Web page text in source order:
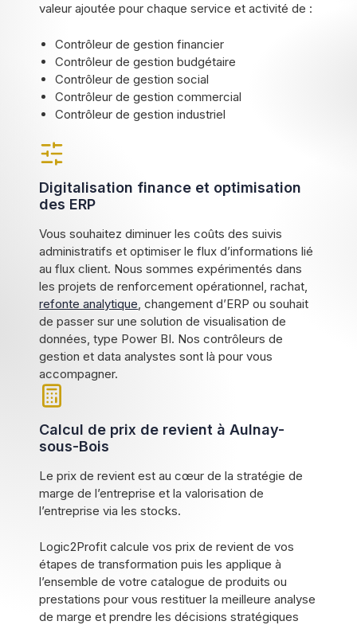
valeur ajoutée pour chaque service et activité de :
Contrôleur de gestion financier
Contrôleur de gestion budgétaire
Contrôleur de gestion social
Contrôleur de gestion commercial
Contrôleur de gestion industriel
Digitalisation finance et optimisation
des ERP
Vous souhaitez diminuer les coûts des suivis
administratifs et optimiser le flux d’informations lié
au flux client. Nous sommes expérimentés dans
les projets de renforcement opérationnel, rachat,
refonte analytique, changement d’ERP ou souhait
de passer sur une solution de visualisation de
données, type Power BI. Nos contrôleurs de
gestion et data analystes sont là pour vous
accompagner.
Calcul de prix de revient à Aulnay-
sous-Bois
Le prix de revient est au cœur de la stratégie de
marge de l’entreprise et la valorisation de
l’entreprise via les stocks.
Logic2Profit calcule vos prix de revient de vos
étapes de transformation puis les applique à
l’ensemble de votre catalogue de produits ou
prestations pour vous restituer la meilleure analyse
de marge et prendre les décisions stratégiques